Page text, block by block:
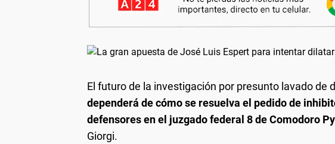
El futuro de la investigación por presunto lavado de
dependerá de cómo se resuelva el pedido de
defensores en el juzgado federal 8 de Comodoro Py
Giorgi.